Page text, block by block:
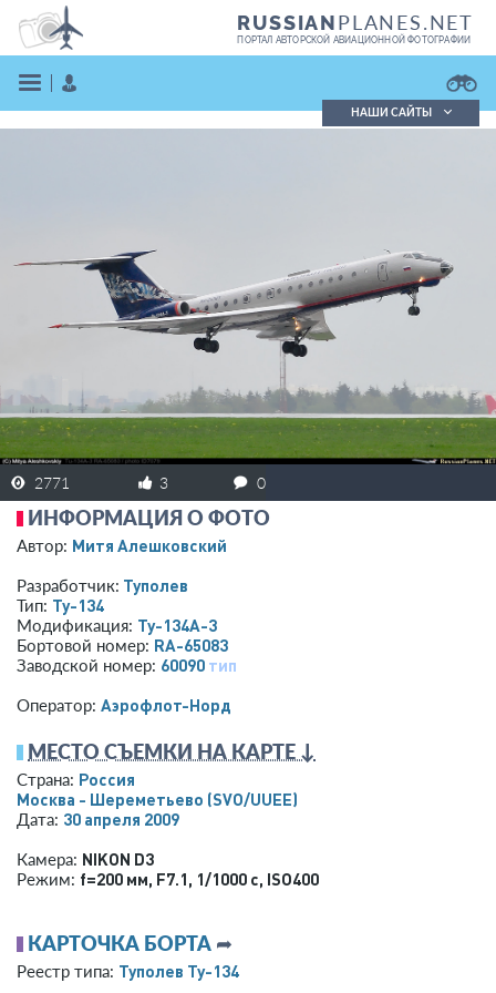
RUSSIANPLANES.NET
ПОРТАЛ АВТОРСКОЙ АВИАЦИОННОЙ ФОТОГРАФИИ
ЗАРЕГИСТРИРОВАТЬСЯ
НАШИ САЙТЫ
2771 3 0
ИНФОРМАЦИЯ О ФОТО
Автор: Митя Алешковский
Разработчик: Туполев
Тип: Ту-134
Модификация: Ту-134А-3
Бортовой номер: RA-65083
Заводской номер: 60090 тип
Оператор: Аэрофлот-Норд
МЕСТО СЪЕМКИ НА КАРТЕ ↓
Страна: Россия
Москва - Шереметьево (SVO/UUEE)
Дата: 30 апреля 2009
Камера: NIKON D3
Режим: f=200 мм, F7.1, 1/1000 с, ISO400
КАРТОЧКА БОРТА ➦
Реестр типа: Туполев Ту-134